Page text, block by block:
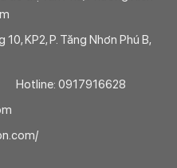
KP2, P. Tăng Nhơn Phú B,
0917916628